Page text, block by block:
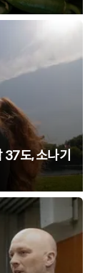
도, 소나기